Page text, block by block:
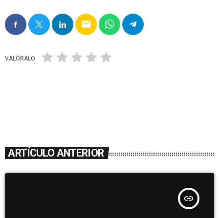
email
VALÓRALO
ARTÍCULO ANTERIOR
insert_link